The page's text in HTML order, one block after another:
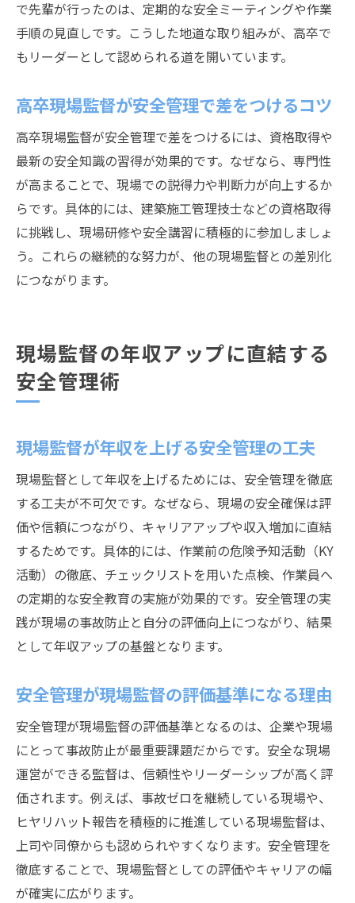
で先輩が行ったのは、定期的な安全ミーティングや作業
手順の見直しです。こうした地道な取り組みが、高卒で
もリーダーとして認められる道を開いています。
高卒現場監督が安全管理で差をつけるコツ
高卒現場監督が安全管理で差をつけるには、資格取得や
最新の安全知識の習得が効果的です。なぜなら、専門性
が高まることで、現場での説得力や判断力が向上するか
らです。具体的には、建築施工管理技士などの資格取得
に挑戦し、現場研修や安全講習に積極的に参加しましょ
う。これらの継続的な努力が、他の現場監督との差別化
につながります。
現場監督の年収アップに直結する
安全管理術
現場監督が年収を上げる安全管理の工夫
現場監督として年収を上げるためには、安全管理を徹底
する工夫が不可欠です。なぜなら、現場の安全確保は評
価や信頼につながり、キャリアアップや収入増加に直結
するためです。具体的には、作業前の危険予知活動（KY
活動）の徹底、チェックリストを用いた点検、作業員へ
の定期的な安全教育の実施が効果的です。安全管理の実
践が現場の事故防止と自分の評価向上につながり、結果
として年収アップの基盤となります。
安全管理が現場監督の評価基準になる理由
安全管理が現場監督の評価基準となるのは、企業や現場
にとって事故防止が最重要課題だからです。安全な現場
運営ができる監督は、信頼性やリーダーシップが高く評
価されます。例えば、事故ゼロを継続している現場や、
ヒヤリハット報告を積極的に推進している現場監督は、
上司や同僚からも認められやすくなります。安全管理を
徹底することで、現場監督としての評価やキャリアの幅
が確実に広がります。